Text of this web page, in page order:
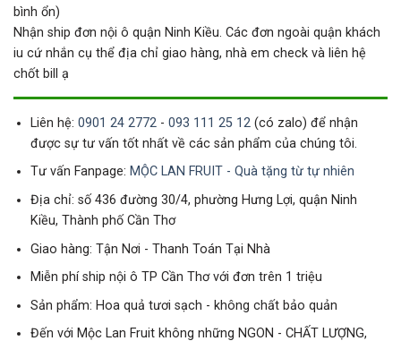
bình ổn)
Nhận ship đơn nội ô quận Ninh Kiều. Các đơn ngoài quận khách
iu cứ nhắn cụ thể địa chỉ giao hàng, nhà em check và liên hệ
chốt bill ạ
Liên hệ: 0901 24 2772- 093 111 25 12(có zalo) để nhận
được sự tư vấn tốt nhất về các sản phẩm của chúng tôi.
Tư vấn Fanpage: MỘC LAN FRUIT - Quà tặng từ tự nhiên
Địa chỉ: số 436 đường 30/4, phường Hưng Lợi, quận Ninh
Kiều, Thành phố Cần Thơ
Giao hàng: Tận Nơi - Thanh Toán Tại Nhà
Miễn phí ship nội ô TP Cần Thơ với đơn trên 1 triệu
Sản phẩm: Hoa quả tươi sạch - không chất bảo quản
Đến với Mộc Lan Fruit không những NGON - CHẤT LƯỢNG,